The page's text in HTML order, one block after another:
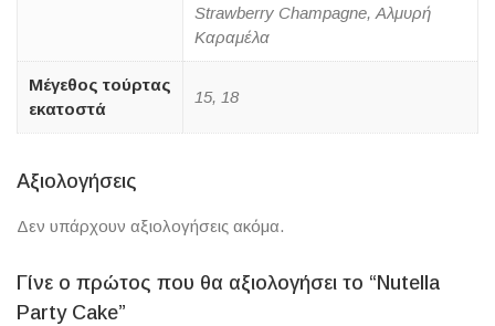
Strawberry Champagne, Αλμυρή
Καραμέλα
Μέγεθος τούρτας
εκατοστά
15, 18
Αξιολογήσεις
Δεν υπάρχουν αξιολογήσεις ακόμα.
Γίνε ο πρώτος που θα αξιολογήσει το “Nutella
Party Cake”